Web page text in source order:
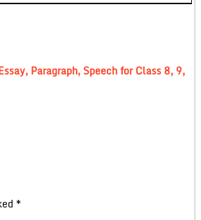
Paragraph, Speech for Class 8, 9,
*